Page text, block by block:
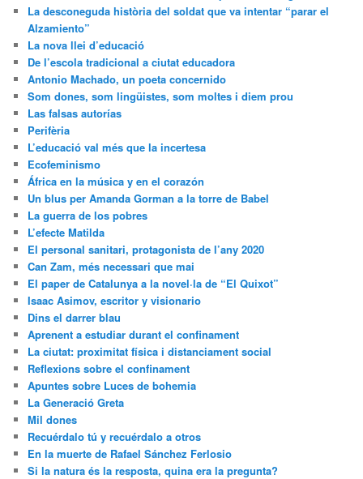
La desconeguda història del soldat que va intentar “parar el
Alzamiento”
La nova llei d’educació
De l’escola tradicional a ciutat educadora
Antonio Machado, un poeta concernido
Som dones, som lingüistes, som moltes i diem prou
Las falsas autorías
Perifèria
L’educació val més que la incertesa
Ecofeminismo
África en la música y en el corazón
Un blus per Amanda Gorman a la torre de Babel
La guerra de los pobres
L’efecte Matilda
El personal sanitari, protagonista de l’any 2020
Can Zam, més necessari que mai
El paper de Catalunya a la novel·la de “El Quixot”
Isaac Asimov, escritor y visionario
Dins el darrer blau
Aprenent a estudiar durant el confinament
La ciutat: proximitat física i distanciament social
Reflexions sobre el confinament
Apuntes sobre Luces de bohemia
La Generació Greta
Mil dones
Recuérdalo tú y recuérdalo a otros
En la muerte de Rafael Sánchez Ferlosio
Si la natura és la resposta, quina era la pregunta?